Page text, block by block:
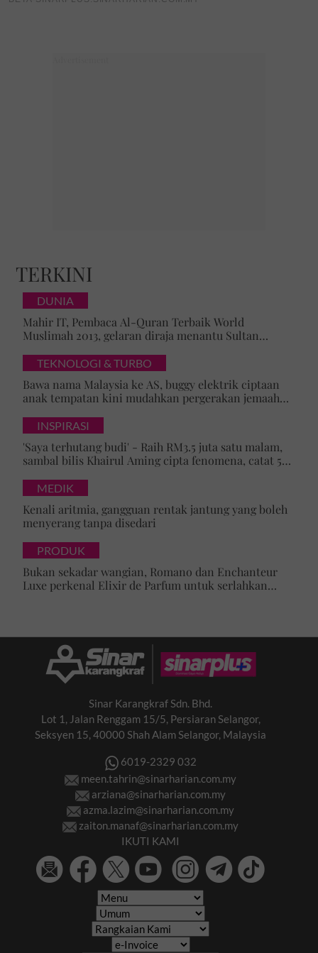
'Mesti adik tercari-cari ahli
keluarga...' – Dikenali suka...
Jenazah Allahyarham
dikebumikan di Tanah
Perkuburan Islam
Raudhatul Jannah Taman
Pertama, Sabak Bernam
Jumaat,...
TERKINI
DUNIA
Mahir IT, Pembaca Al-Quran Terbaik World
Muslimah 2013, gelaran diraja menantu Sultan
merta
TEKNOLOGI & TURBO
Bawa nama Malaysia ke AS, buggy elektrik ciptaan
anak tempatan kini mudahkan pergerakan jemaah
INSPIRASI
'Saya terhutang budi' - Raih RM3.5 juta satu malam,
sambal bilis Khairul Aming cipta fenomena, catat 5
MEDIK
Kenali aritmia, gangguan rentak jantung yang boleh
menyerang tanpa disedari
PRODUK
Bukan sekadar wangian, Romano dan Enchanteur
Luxe perkenal Elixir de Parfum untuk serlahkan
Sinar Karangkraf Sdn. Bhd.
Lot 1, Jalan Renggam 15/5, Persiaran Selangor,
Seksyen 15, 40000 Shah Alam Selangor, Malaysia
6019-2329 032
meen.tahrin@sinarharian.com.my
arziana@sinarharian.com.my
azma.lazim@sinarharian.com.my
zaiton.manaf@sinarharian.com.my
IKUTI KAMI